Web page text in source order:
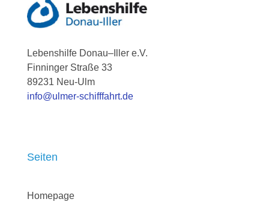
Lebenshilfe Donau–Iller e.V.
Finninger Straße 33
89231 Neu-Ulm
info@ulmer-schifffahrt.de
Seiten
Homepage